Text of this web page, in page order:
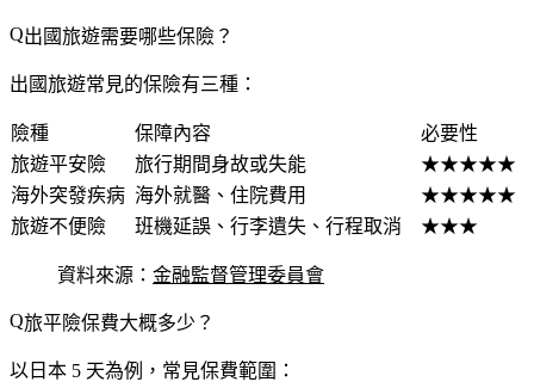
出國旅遊需要哪些保險？
出國旅遊常見的保險有三種：
險種 保障內容
必要性
旅遊平安險
旅行期間身故或失能
★★★★★
海外突發疾病 海外就醫、住院費用
★★★★★
旅遊不便險
班機延誤、行李遺失、行程取消 ★★★
資料來源： 金融監督管理委員會
旅平險保費大概多少？
以日本 5 天為例，常見保費範圍：